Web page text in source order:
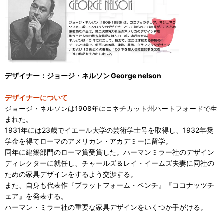
デザイナー：ジョージ・ネルソン George nelson
デザイナーについて
ジョージ・ネルソンは1908年にコネチカット州ハートフォードで生
まれた。
1931年には23歳でイエール大学の芸術学士号を取得し、1932年奨
学金を得てローマのアメリカン・アカデミーに留学。
同年に建築部門のローマ賞受賞した。ハーマンミラー社のデザイン
ディレクターに就任し、チャールズ＆レイ・イームズ夫妻に同社の
ための家具デザインをするよう交渉する。
また、自身も代表作『プラットフォーム・ベンチ』『ココナッツチ
ェア』を発表する。
ハーマン・ミラー社の重要な家具デザインをいくつか手がける。